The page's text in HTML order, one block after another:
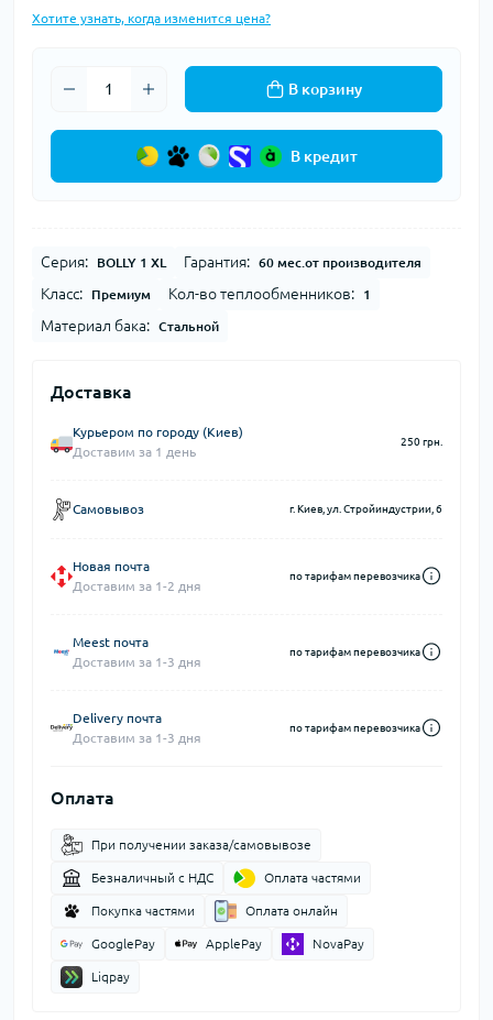
Хотите узнать, когда изменится цена?
В корзину
В кредит
Серия: BOLLY 1 XL Гарантия: 60 мес.от производителя
Класс: Премиум Кол-во теплообменников: 1
Материал бака: Стальной
Доставка
Курьером по городу (Киев)
Доставим за 1 день
250 грн.
Самовывоз г. Киев, ул. Стройиндустрии, 6
Новая почта
Доставим за 1-2 дня
по тарифам перевозчика
Meest почта
Доставим за 1-3 дня
по тарифам перевозчика
Delivery почта
Доставим за 1-3 дня
по тарифам перевозчика
Оплата
При получении заказа/самовывозе
Безналичный с НДС Оплата частями
Покупка частями Оплата онлайн
GooglePay ApplePay NovaPay
Liqpay